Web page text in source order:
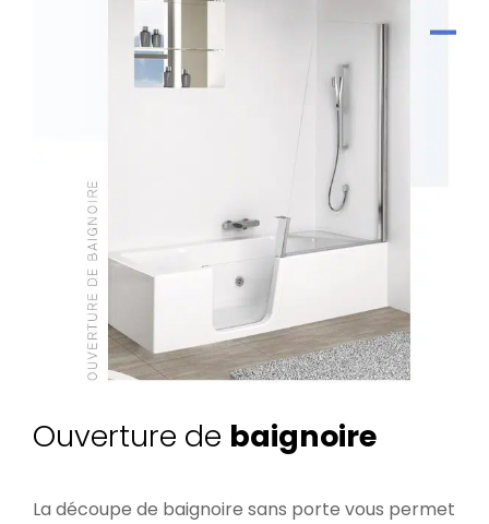
Ouverture de baignoire
La découpe de baignoire sans porte vous permet